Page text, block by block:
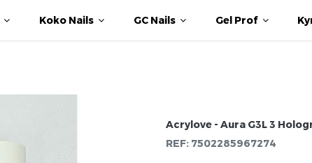
Koko Nails GC Nails Gel Prof
Acrylove - Aura G3L 3
REF: 7502285967274